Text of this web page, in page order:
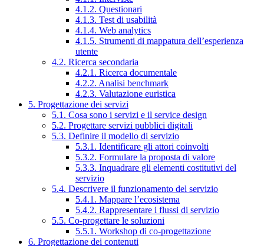
4.1.2. Questionari
4.1.3. Test di usabilità
4.1.4. Web analytics
4.1.5. Strumenti di mappatura dell’esperienza
utente
4.2. Ricerca secondaria
4.2.1. Ricerca documentale
4.2.2. Analisi benchmark
4.2.3. Valutazione euristica
5. Progettazione dei servizi
5.1. Cosa sono i servizi e il service design
5.2. Progettare servizi pubblici digitali
5.3. Definire il modello di servizio
5.3.1. Identificare gli attori coinvolti
5.3.2. Formulare la proposta di valore
5.3.3. Inquadrare gli elementi costitutivi del
servizio
5.4. Descrivere il funzionamento del servizio
5.4.1. Mappare l’ecosistema
5.4.2. Rappresentare i flussi di servizio
5.5. Co-progettare le soluzioni
5.5.1. Workshop di co-progettazione
6. Progettazione dei contenuti